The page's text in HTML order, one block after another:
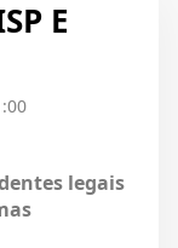
E
legais